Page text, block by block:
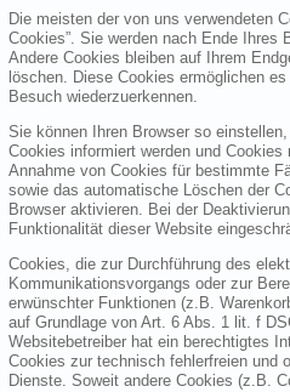
Die meisten der von uns verwendeten
Cookies”. Sie werden nach Ende Ihres
Andere Cookies bleiben auf Ihrem
löschen. Diese Cookies ermöglichen
Besuch wiederzuerkennen.
Sie können Ihren Browser so
Cookies informiert werden und
Annahme von Cookies für bestimmte
sowie das automatische Löschen der
Browser aktivieren. Bei der
Funktionalität dieser Website
Cookies, die zur Durchführung des
Kommunikationsvorgangs oder zur
erwünschter Funktionen (z.B.
auf Grundlage von Art. 6 Abs. 1 lit. f
Websitebetreiber hat ein berechtigtes
Cookies zur technisch fehlerfreien und
Dienste. Soweit andere Cookies (z.B.